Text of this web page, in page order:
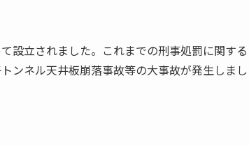
設立されました。これまでの刑事処罰に関する
ンネル天井板崩落事故等の大事故が発生しま